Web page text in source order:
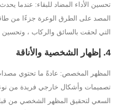
تحسين الأداء المضاد للبقاء: عندما
المصد على الطرق الوعرة جزءًا من
التي لحقت بالسائق والركاب ، وتحسين
4. إظهار الشخصية والأناقة
المظهر المخصص: عادةً ما تحتوي
تصميمات وأشكال خارجي فريدة من
السعي لتحقيق المظهر الشخصي من